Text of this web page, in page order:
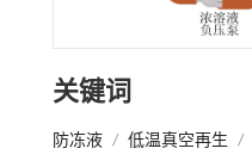
关键词
防冻液 / 低温真空再生 /